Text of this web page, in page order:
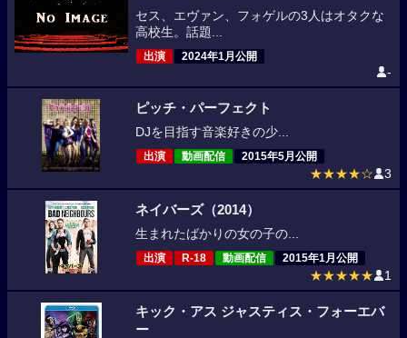
セス、エヴァン、フォゲルの3人はオタクな
高校生。話題...
出演 2024年1月公開
-
ピッチ・パーフェクト
DJを目指す音楽好きの少...
出演 動画配信 2015年5月公開
★★★★☆ 3
ネイバーズ（2014）
生まれたばかりの女の子の...
出演 R-18 動画配信 2015年1月公開
★★★★★ 1
キック・アス ジャスティス・フォーエバ
ー